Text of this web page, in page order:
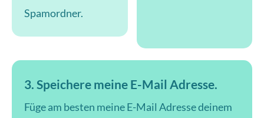
Spamordner.
3. Speichere meine E-Mail Adresse.
Füge am besten meine E-Mail Adresse deinem